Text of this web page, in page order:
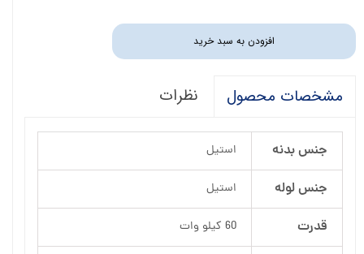
افزودن به سبد خرید
مشخصات محصول نظرات
جنس بدنه استیل
جنس لوله استیل
قدرت 60 کیلو وات